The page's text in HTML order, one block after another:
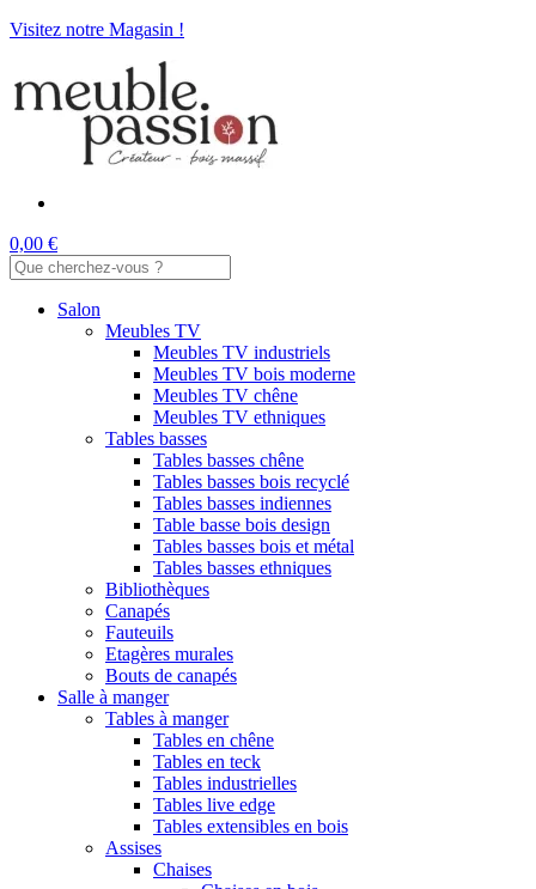
Visitez notre Magasin !
0,00 €
Salon
Meubles TV
Meubles TV industriels
Meubles TV bois moderne
Meubles TV chêne
Meubles TV ethniques
Tables basses
Tables basses chêne
Tables basses bois recyclé
Tables basses indiennes
Table basse bois design
Tables basses bois et métal
Tables basses ethniques
Bibliothèques
Canapés
Fauteuils
Etagères murales
Bouts de canapés
Salle à manger
Tables à manger
Tables en chêne
Tables en teck
Tables industrielles
Tables live edge
Tables extensibles en bois
Assises
Chaises